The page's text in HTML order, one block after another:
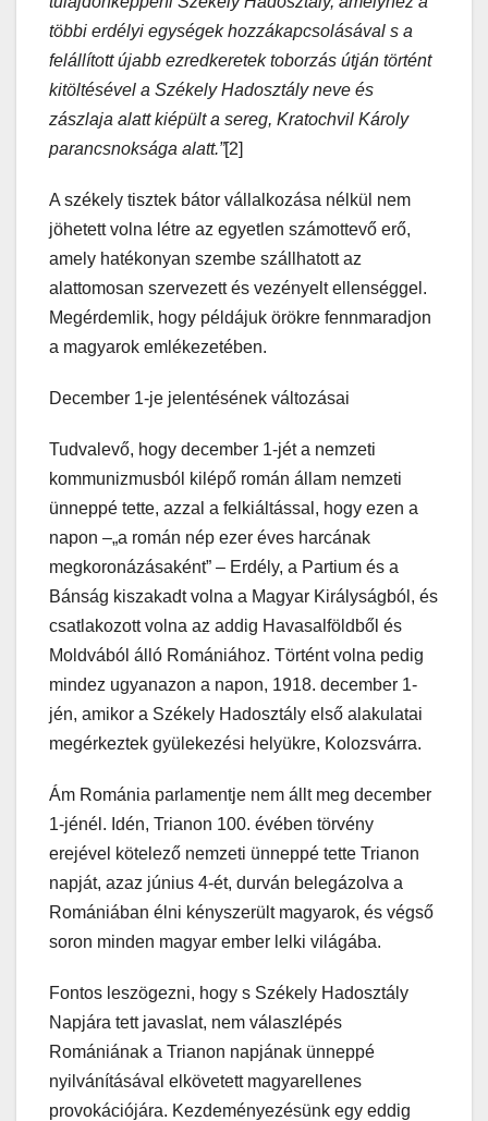
többi erdélyi egységek hozzákapcsolásával s a
felállított újabb ezredkeretek toborzás útján történt
kitöltésével a Székely Hadosztály neve és
zászlaja alatt kiépült a sereg, Kratochvil Károly
parancsnoksága alatt.”[2]
A székely tisztek bátor vállalkozása nélkül nem
jöhetett volna létre az egyetlen számottevő erő,
amely hatékonyan szembe szállhatott az
alattomosan szervezett és vezényelt ellenséggel.
Megérdemlik, hogy példájuk örökre fennmaradjon
a magyarok emlékezetében.
December 1-je jelentésének változásai
Tudvalevő, hogy december 1-jét a nemzeti
kommunizmusból kilépő román állam nemzeti
ünneppé tette, azzal a felkiáltással, hogy ezen a
napon –„a román nép ezer éves harcának
megkoronázásaként” – Erdély, a Partium és a
Bánság kiszakadt volna a Magyar Királyságból, és
csatlakozott volna az addig Havasalföldből és
Moldvából álló Romániához. Történt volna pedig
mindez ugyanazon a napon, 1918. december 1-
jén, amikor a Székely Hadosztály első alakulatai
megérkeztek gyülekezési helyükre, Kolozsvárra.
Ám Románia parlamentje nem állt meg december
1-jénél. Idén, Trianon 100. évében törvény
erejével kötelező nemzeti ünneppé tette Trianon
napját, azaz június 4-ét, durván belegázolva a
Romániában élni kényszerült magyarok, és végső
soron minden magyar ember lelki világába.
Fontos leszögezni, hogy s Székely Hadosztály
Napjára tett javaslat, nem válaszlépés
Romániának a Trianon napjának ünneppé
nyilvánításával elkövetett magyarellenes
provokációjára. Kezdeményezésünk egy eddig